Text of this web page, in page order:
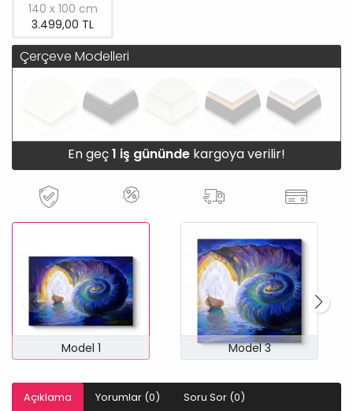
140 x 100 cm
3.499,00 TL
Çerçeve Modelleri
En geç1 iş gününde kargoya verilir!
Model 1 Model 3
Açıklama Yorumlar (0) Soru Sor (0)